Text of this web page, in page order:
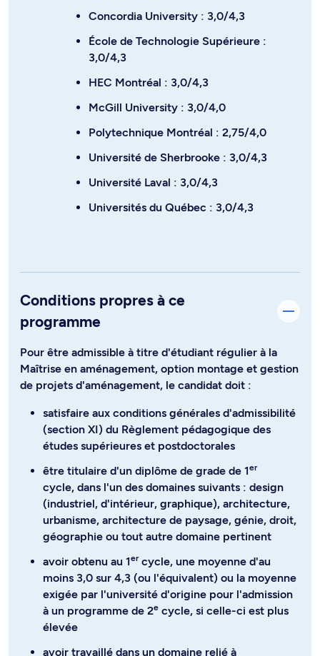
Concordia University : 3,0/4,3
École de Technologie Supérieure :
3,0/4,3
HEC Montréal : 3,0/4,3
McGill University : 3,0/4,0
Polytechnique Montréal : 2,75/4,0
Université de Sherbrooke : 3,0/4,3
Université Laval : 3,0/4,3
Universités du Québec : 3,0/4,3
Conditions propres à ce
programme
Pour être admissible à titre d'étudiant régulier à la
Maîtrise en aménagement, option montage et gestion
de projets d'aménagement, le candidat doit :
satisfaire aux conditions générales d'admissibilité
(section XI) du Règlement pédagogique des
études supérieures et postdoctorales
être titulaire d'un diplôme de grade de 1er
cycle, dans l'un des domaines suivants : design
(industriel, d'intérieur, graphique), architecture,
urbanisme, architecture de paysage, génie, droit,
géographie ou tout autre domaine pertinent
avoir obtenu au 1ercycle, une moyenne d'au
moins 3,0 sur 4,3 (ou l'équivalent) ou la moyenne
exigée par l'université d'origine pour l'admission
à un programme de 2e cycle, si celle-ci est plus
élevée
avoir travaillé dans un domaine relié à